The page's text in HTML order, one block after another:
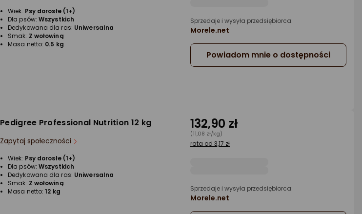
Wiek: Psy dorosłe (1+)
Dla psów: Wszystkich
Dedykowana dla ras: Uniwersalna
Smak: Z wołowiną
Masa netto: 0.5 kg
Sprzedaje i wysyła przedsiębiorca:
Morele.net
Powiadom mnie o dostępności
Pedigree Professional Nutrition 12 kg
Zapytaj społeczności
Wiek: Psy dorosłe (1+)
Dla psów: Wszystkich
Dedykowana dla ras: Uniwersalna
Smak: Z wołowiną
Masa netto: 12 kg
132,90 zł
(11,08 zł/kg)
rata od 3,17 zł
Sprzedaje i wysyła przedsiębiorca:
Morele.net